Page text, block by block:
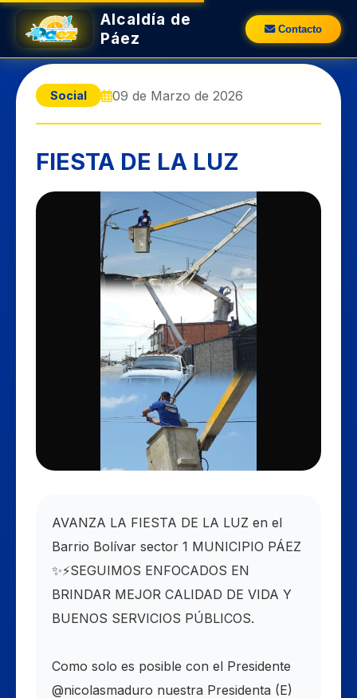
Alcaldía de
Páez
Contacto
Social 09 de Marzo de 2026
FIESTA DE LA LUZ
AVANZA LA FIESTA DE LA LUZ en el
Barrio Bolívar sector 1 MUNICIPIO PÁEZ
✨⚡SEGUIMOS ENFOCADOS EN
BRINDAR MEJOR CALIDAD DE VIDA Y
BUENOS SERVICIOS PÚBLICOS.
Como solo es posible con el Presidente
@nicolasmaduro nuestra Presidenta (E)